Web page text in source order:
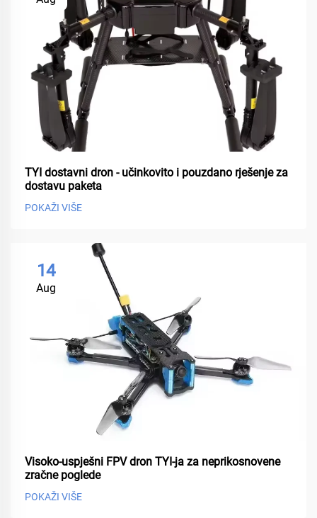
TYI dostavni dron - učinkovito i pouzdano rješenje za
dostavu paketa
POKAŽI VIŠE
14
Aug
Visoko-uspješni FPV dron TYI-ja za neprikosnovene
zračne poglede
POKAŽI VIŠE